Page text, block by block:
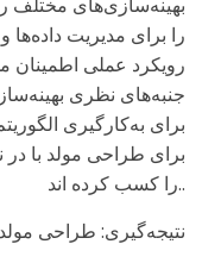
را برای مدیریت داده‌ها و
رویکرد عملی اطمینان
جنبه‌های نظری
برای به‌کارگیری
برای طراحی مولد با
را کسب کرده اند..
نتیجه‌گیری: طراحی